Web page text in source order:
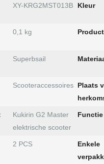
XY-KRG2MST013B Kleur
0,1 kg
Superbsail
Scooteraccessoires Plaats
Kukirin G2 Master
elektrische scooter
Functie
2 PCS
Enkele